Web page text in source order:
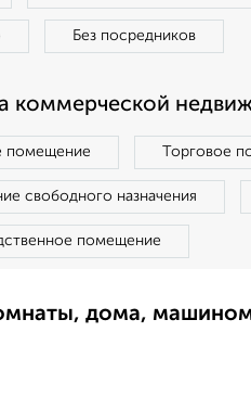
Без посредников
коммерческой
помещение Торговое
свободного назначения
помещение
дома,